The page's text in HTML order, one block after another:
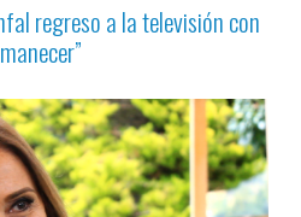
regreso a la televisión con